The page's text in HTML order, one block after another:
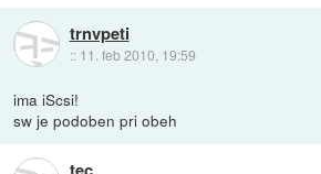
trnvpeti
:: 11. feb 2010, 19:59
ima iScsi!
sw je podoben pri obeh